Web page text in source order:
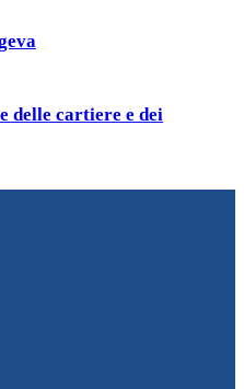
delle cartiere e dei